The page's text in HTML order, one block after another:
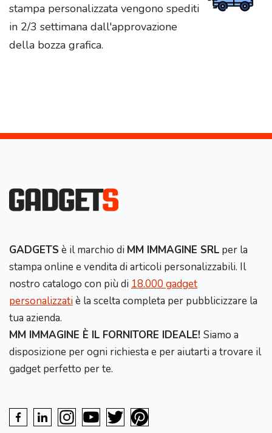
stampa personalizzata vengono spediti
in 2/3 settimana dall'approvazione
della bozza grafica.
GADGETS è il marchio di MM IMMAGINE SRL per la
stampa online e vendita di articoli personalizzabili. Il
nostro catalogo con più di 18.000 gadget
personalizzatiè la scelta completa per pubblicizzare la
tua azienda.
MM IMMAGINE È IL FORNITORE IDEALE! Siamo a
disposizione per ogni richiesta e per aiutarti a trovare il
gadget perfetto per te.